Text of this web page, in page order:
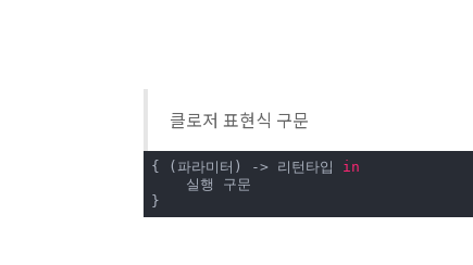
클로저 표현식 구문
{ (파라미터) -> 리턴타입 in
}